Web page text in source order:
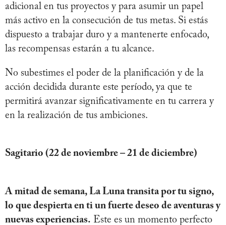
adicional en tus proyectos y para asumir un papel
más activo en la consecución de tus metas. Si estás
dispuesto a trabajar duro y a mantenerte enfocado,
las recompensas estarán a tu alcance.
No subestimes el poder de la planificación y de la
acción decidida durante este período, ya que te
permitirá avanzar significativamente en tu carrera y
en la realización de tus ambiciones.
Sagitario (22 de noviembre – 21 de diciembre)
A mitad de semana, La Luna transita por tu signo,
lo que despierta en ti un fuerte deseo de aventuras y
nuevas experiencias. Este es un momento perfecto